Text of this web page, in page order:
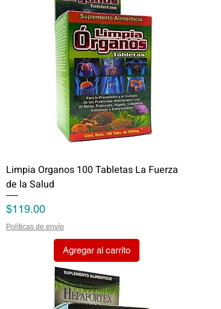
Limpia Organos 100 Tabletas La Fuerza
de la Salud
Precio
$119.00
Políticas de envío
Agregar al carrito